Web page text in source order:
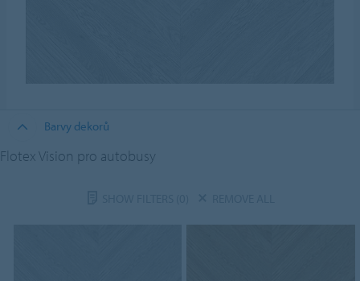
Barvy dekorů
Flotex Vision pro autobusy